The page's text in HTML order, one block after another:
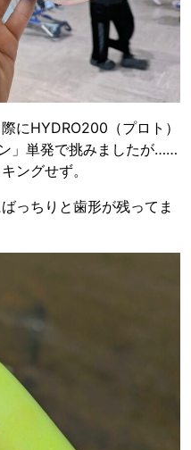
にHYDRO200（プロト）
」単発で挑みましたが……
ングせず。
っちりと歯形が残ってま